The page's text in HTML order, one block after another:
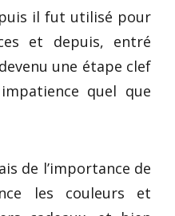
il fut utilisé pour
et depuis, entré
une étape clef
quel que
de l’importance de
les couleurs et